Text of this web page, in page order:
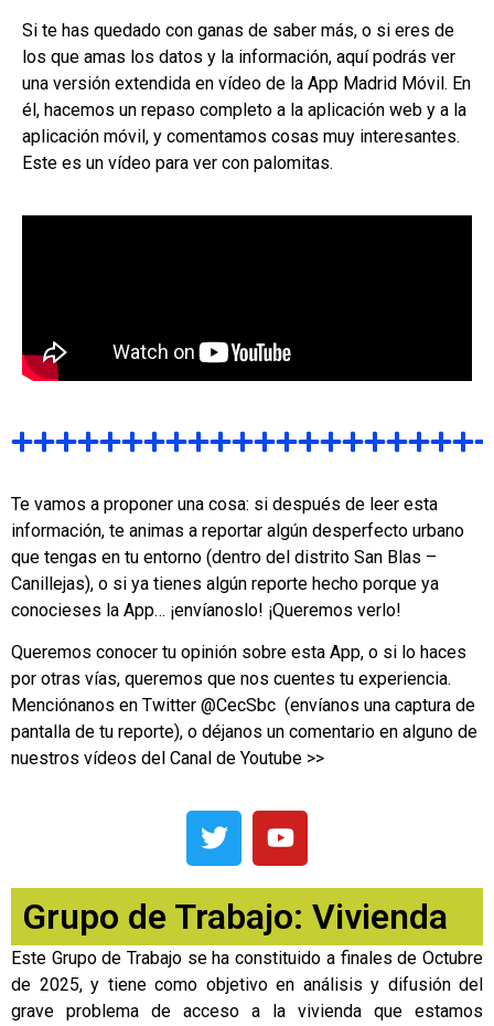
Si te has quedado con ganas de saber más, o si eres de
los que amas los datos y la información, aquí podrás ver
una versión extendida en vídeo de la App Madrid Móvil. En
él, hacemos un repaso completo a la aplicación web y a la
aplicación móvil, y comentamos cosas muy interesantes.
Este es un vídeo para ver con palomitas.
Te vamos a proponer una cosa: si después de leer esta
información, te animas a reportar algún desperfecto urbano
que tengas en tu entorno (dentro del distrito San Blas –
Canillejas), o si ya tienes algún reporte hecho porque ya
conocieses la App… ¡envíanoslo! ¡Queremos verlo!
Queremos conocer tu opinión sobre esta App, o si lo haces
por otras vías, queremos que nos cuentes tu experiencia.
Menciónanos en Twitter @CecSbc (envíanos una captura de
pantalla de tu reporte), o déjanos un comentario en alguno de
nuestros vídeos del Canal de Youtube >>
Grupo de Trabajo: Vivienda
Este Grupo de Trabajo se ha constituido a finales de Octubre
de 2025, y tiene como objetivo en análisis y difusión del
grave problema de acceso a la vivienda que estamos